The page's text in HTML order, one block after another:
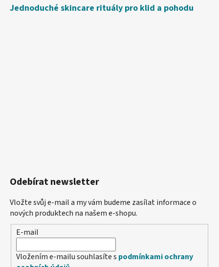
Jednoduché skincare rituály pro klid a pohodu
Odebírat newsletter
Vložte svůj e-mail a my vám budeme zasílat informace o
nových produktech na našem e-shopu.
E-mail
Vložením e-mailu souhlasíte s podmínkami ochrany